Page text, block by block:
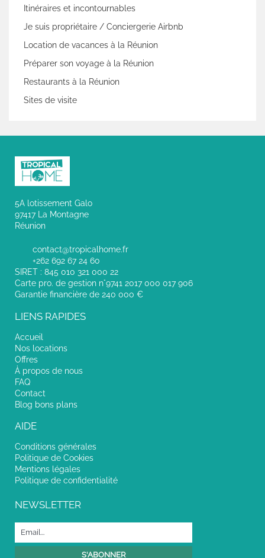
Itinéraires et incontournables
Je suis propriétaire / Conciergerie Airbnb
Location de vacances à la Réunion
Préparer son voyage à la Réunion
Restaurants à la Réunion
Sites de visite
5A lotissement Galo
97417 La Montagne
Réunion
contact@tropicalhome.fr
+262 692 67 24 60
SIRET : 845 010 321 000 22
Carte pro. de gestion n°9741 2017 000 017 906
Garantie financière de 240 000 €
LIENS RAPIDES
Accueil
Nos locations
Offres
À propos de nous
FAQ
Contact
Blog bons plans
AIDE
Conditions générales
Politique de Cookies
Mentions légales
Politique de confidentialité
NEWSLETTER